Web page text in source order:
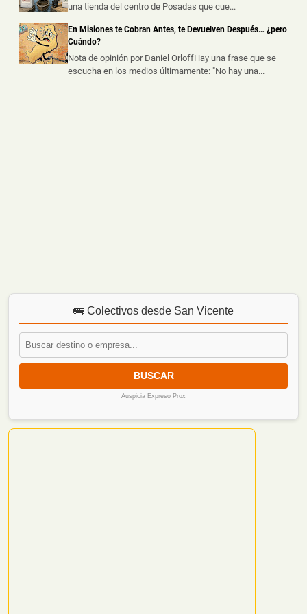
había sido abandonado tras un ...
una tienda del centro de Posadas que cue...
En Misiones te Cobran Antes, te Devuelven Después… ¿pero
Cuándo?
Nota de opinión por Daniel OrloffHay una frase que se
escucha en los medios últimamente: "No hay una...
🚌 Colectivos desde San Vicente
BUSCAR
Auspicia Expreso Prox